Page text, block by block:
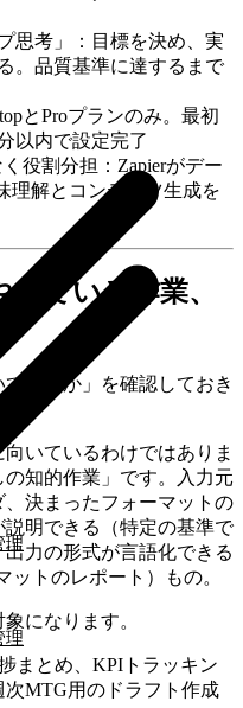
理
理
思考」：目標を決め、実
。品質基準に達するまで
とProプランのみ。最初
以内で設定完了
役割分担：Zapierがデー
理解とコンテンツ生成を
ている作業、
ているか」を確認しておき
いているわけではありま
知的作業」です。入力元
決まったフォーマットの
明できる（特定の基準で
力の形式が言語化できる
ットのレポート）もの。
になります。
まとめ、KPIトラッキン
MTG用のドラフト作成